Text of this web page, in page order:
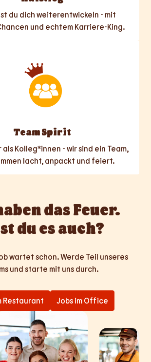
du dich weiterentwickeln - mit
und echtem Karriere-King.
Team Spirit
als Kolleg*innen - wir sind ein Team,
lacht, anpackt und feiert.
das Feuer.
du es auch?
wartet schon. Werde Teil unseres
und starte mit uns durch.
Restaurant Jobs im Office